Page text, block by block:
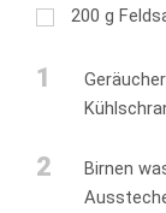
200 g
1
2
Birnen